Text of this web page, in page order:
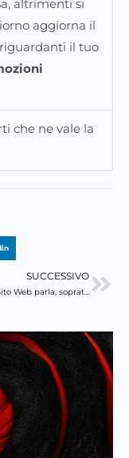
altrimenti si
aggiorna il
il tuo
che ne vale la
SUCCESSIVO
Perchè un Sito Web parla, soprattutto con il corpo!